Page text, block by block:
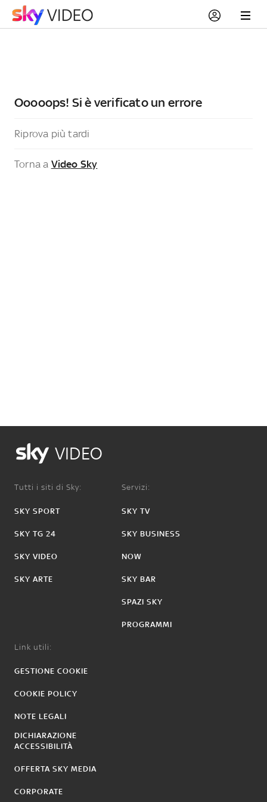
Ooooops! Si è verificato un errore
Riprova più tardi
Torna a Video Sky
VIDEO
Tutti i siti di Sky:
SKY SPORT
SKY TG 24
SKY VIDEO
SKY ARTE
Servizi:
SKY TV
SKY BUSINESS
NOW
SKY BAR
SPAZI SKY
PROGRAMMI
Link utili:
GESTIONE COOKIE
COOKIE POLICY
NOTE LEGALI
DICHIARAZIONE
ACCESSIBILITÀ
OFFERTA SKY MEDIA
CORPORATE